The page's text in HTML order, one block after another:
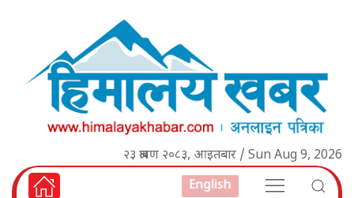
२३ श्रावण २०८३, आइतबार / Sun Aug 9, 2026
English